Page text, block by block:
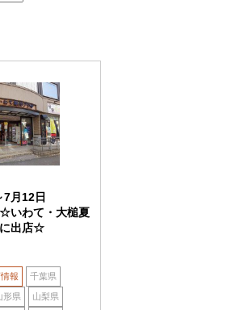
月12日
わて・大槌夏
出店☆
報 千葉県
形県 山梨県